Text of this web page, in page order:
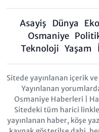
Asayiş Dünya
Osmaniye
Teknoloji Yaşam
Sitede yayınlanan içerik
Yayınlanan
Osmaniye Haberleri |
Sitedeki tüm harici
yayınlanan haber, köşe